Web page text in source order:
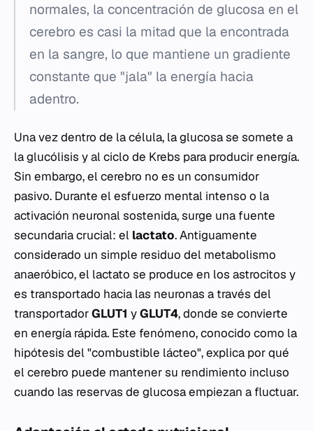
normales, la concentración de glucosa en el
cerebro es casi la mitad que la encontrada
en la sangre, lo que mantiene un gradiente
constante que "jala" la energía hacia
adentro.
Una vez dentro de la célula, la glucosa se somete a
la glucólisis y al ciclo de Krebs para producir energía.
Sin embargo, el cerebro no es un consumidor
pasivo. Durante el esfuerzo mental intenso o la
activación neuronal sostenida, surge una fuente
secundaria crucial: el lactato. Antiguamente
considerado un simple residuo del metabolismo
anaeróbico, el lactato se produce en los astrocitos y
es transportado hacia las neuronas a través del
transportadorGLUT1 yGLUT4, donde se convierte
en energía rápida. Este fenómeno, conocido como la
hipótesis del "combustible lácteo", explica por qué
el cerebro puede mantener su rendimiento incluso
cuando las reservas de glucosa empiezan a fluctuar.